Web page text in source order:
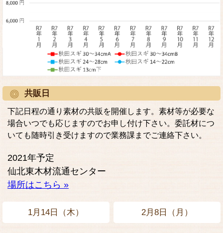
共販日
下記日程の通り素材の共販を開催します。素材等が必要な
場合いつでも応じますのでお申し付け下さい。委託材につ
いても随時引き受けますので業務課までご連絡下さい。
2021年予定
仙北東木材流通センター
場所はこちら »
1月14日（木） 2月8日（月）